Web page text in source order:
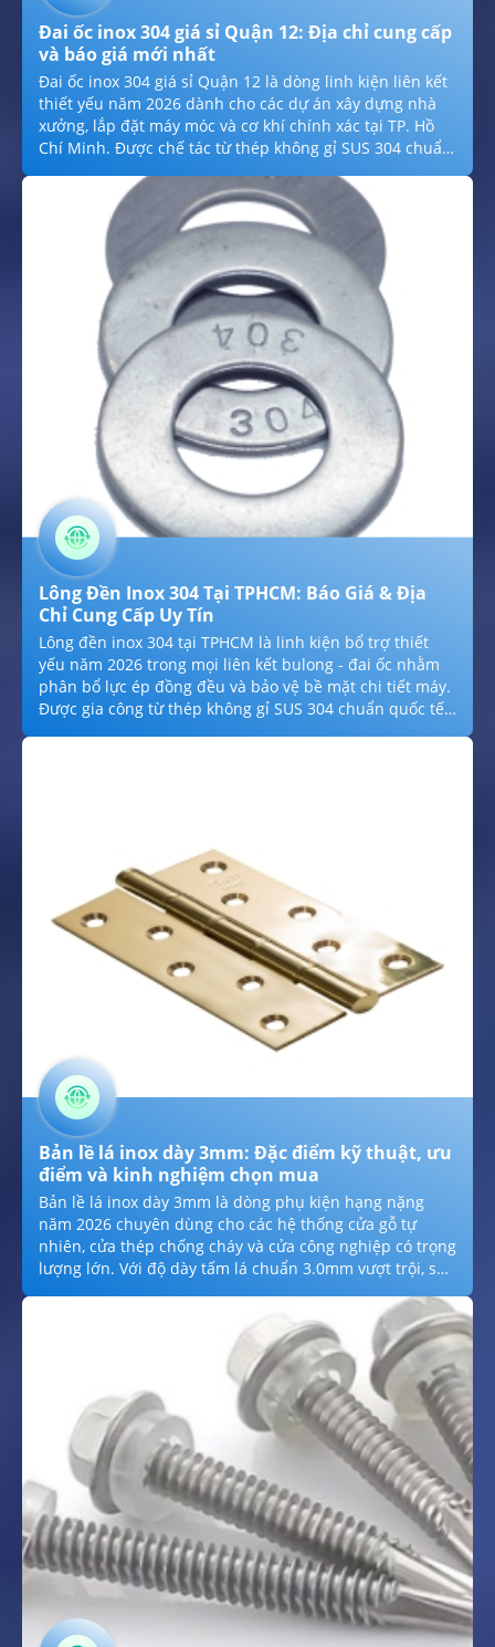
Đai ốc inox 304 giá sỉ Quận 12: Địa chỉ cung cấp
và báo giá mới nhất
Đai ốc inox 304 giá sỉ Quận 12 là dòng linh kiện liên kết
thiết yếu năm 2026 dành cho các dự án xây dựng nhà
xưởng, lắp đặt máy móc và cơ khí chính xác tại TP. Hồ
Chí Minh. Được chế tác từ thép không gỉ SUS 304 chuẩn
tuyệt vời, chịu được lực siết lớn mà không biến dạng
ren và đạt tính thẩm mỹ cao. Với kho hàng dồi dào quy
cách từ M3 đến M30, chúng tôi cung cấp giải pháp vật
tư giá sỉ cạnh tranh, hỗ trợ giao hàng thần tốc ngay
trong ngày cho các đơn vị thi công tại khu vực Tây Bắc
Lông Đền Inox 304 Tại TPHCM: Báo Giá & Địa
Chỉ Cung Cấp Uy Tín
Lông đền inox 304 tại TPHCM là linh kiện bổ trợ thiết
yếu năm 2026 trong mọi liên kết bulong - đai ốc nhằm
phân bổ lực ép đồng đều và bảo vệ bề mặt chi tiết máy.
Được gia công từ thép không gỉ SUS 304 chuẩn quốc tế,
trời và cơ khí chính xác tại khu vực miền Nam.
Bản lề lá inox dày 3mm: Đặc điểm kỹ thuật, ưu
điểm và kinh nghiệm chọn mua
Bản lề lá inox dày 3mm là dòng phụ kiện hạng nặng
năm 2026 chuyên dùng cho các hệ thống cửa gỗ tự
nhiên, cửa thép chống cháy và cửa công nghiệp có trọng
lượng lớn. Với độ dày tấm lá chuẩn 3.0mm vượt trội, sản
triệt tiêu hoàn toàn tình trạng cong vênh hay xệ cánh
sau thời gian dài sử dụng. Được chế tạo từ inox cao cấp
(201, 304, 316) với trục cốt lớn và vòng bi giảm chấn, bản
lề đảm bảo sự vận hành êm ái, bền bỉ và tính thẩm mỹ
sang trọng cho mọi công trình biệt thự, nhà xưởng hiện